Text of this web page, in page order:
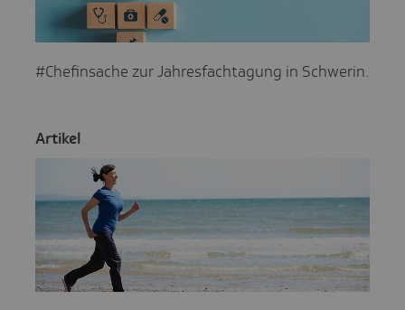
#Chefinsache zur Jahresfachtagung in Schwerin.
Artikel